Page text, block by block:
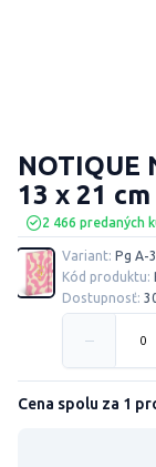
2 466 predaných
NOTIQUE
13 x 21 cm
Variant: Pg A-
Kód produktu:
Dostupnosť:
Cena spolu za 1